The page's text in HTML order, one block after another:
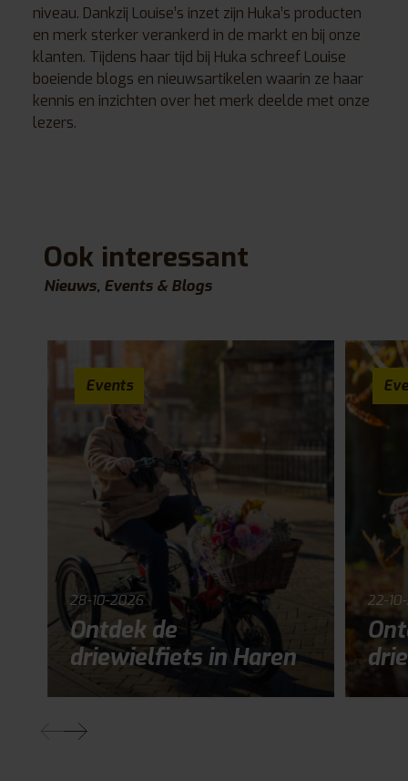
niveau. Dankzij Louise’s inzet zijn Huka’s producten
en merk sterker verankerd in de markt en bij onze
klanten. Tijdens haar tijd bij Huka schreef Louise
boeiende blogs en nieuwsartikelen waarin ze haar
kennis en inzichten over het merk deelde met onze
lezers.
Ook interessant
Nieuws, Events & Blogs
Events
28-10-2026
Ontdek de
driewielfiets in Haren
22-